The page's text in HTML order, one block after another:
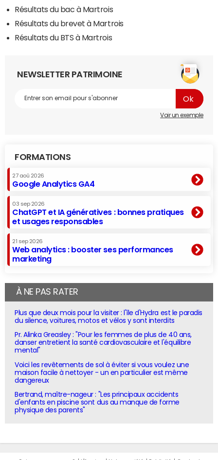
Résultats du bac à Martrois
Résultats du brevet à Martrois
Résultats du BTS à Martrois
NEWSLETTER PATRIMOINE
Voir un exemple
FORMATIONS
27 aoû 2026
Google Analytics GA4
03 sep 2026
ChatGPT et IA génératives : bonnes pratiques
et usages responsables
21 sep 2026
Web analytics : booster ses performances
marketing
À NE PAS RATER
Plus que deux mois pour la visiter : l'île d'Hydra est le paradis
du silence, voitures, motos et vélos y sont interdits
Pr. Alinka Greasley : "Pour les femmes de plus de 40 ans,
danser entretient la santé cardiovasculaire et l'équilibre
mental"
Voici les revêtements de sol à éviter si vous voulez une
maison facile à nettoyer - un en particulier est même
dangereux
Bertrand, maître-nageur : "Les principaux accidents
d'enfants en piscine sont dus au manque de forme
physique des parents"